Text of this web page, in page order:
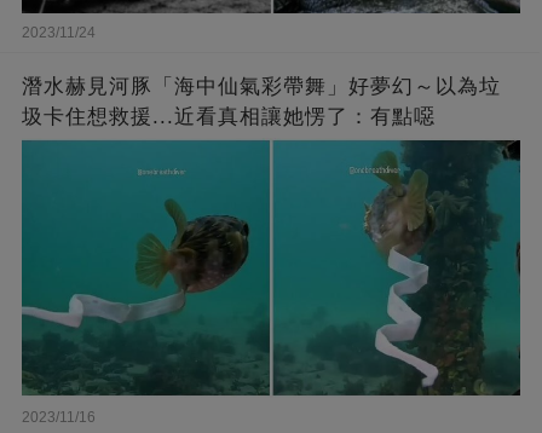
2023/11/24
潛水赫見河豚「海中仙氣彩帶舞」好夢幻～以為垃
圾卡住想救援...近看真相讓她愣了：有點噁
2023/11/16